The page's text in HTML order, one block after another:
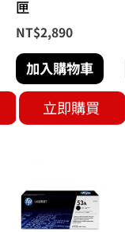
匣
NT$2,890
加入購物車
立即購買